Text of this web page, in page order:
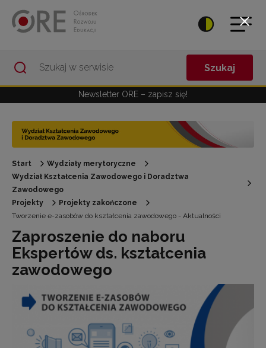
Szukaj
Newsletter ORE – zapisz się!
Start
Wydziały merytoryczne
Wydział Kształcenia Zawodowego i Doradztwa
Zawodowego
Projekty
Projekty zakończone
Tworzenie e-zasobów do kształcenia zawodowego - Aktualności
Zaproszenie do naboru
Ekspertów ds. kształcenia
zawodowego